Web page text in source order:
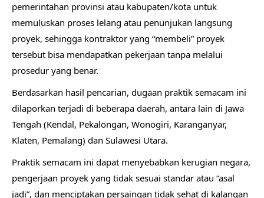
pemerintahan provinsi atau kabupaten/kota untuk
memuluskan proses lelang atau penunjukan langsung
proyek, sehingga kontraktor yang “membeli” proyek
tersebut bisa mendapatkan pekerjaan tanpa melalui
prosedur yang benar.
Berdasarkan hasil pencarian, dugaan praktik semacam ini
dilaporkan terjadi di beberapa daerah, antara lain di Jawa
Tengah (Kendal, Pekalongan, Wonogiri, Karanganyar,
Klaten, Pemalang) dan Sulawesi Utara.
Praktik semacam ini dapat menyebabkan kerugian negara,
pengerjaan proyek yang tidak sesuai standar atau “asal
jadi”, dan menciptakan persaingan tidak sehat di kalangan